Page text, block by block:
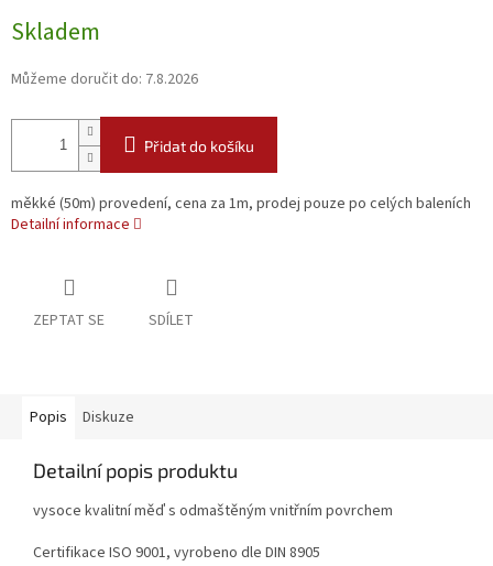
cena:
Skladem
Můžeme doručit do: 7.8.2026
Přidat do košíku
měkké (50m) provedení, cena za 1m, prodej pouze po celých baleních
Detailní informace
ZEPTAT SE SDÍLET
Popis Diskuze
Detailní popis produktu
vysoce kvalitní měď s odmaštěným vnitřním povrchem
Certifikace ISO 9001, vyrobeno dle DIN 8905